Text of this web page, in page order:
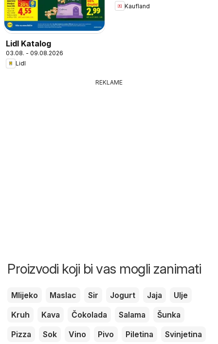
Lidl Katalog
03.08. - 09.08.2026
Lidl
Kaufland
REKLAME
Proizvodi koji bi vas mogli zanimati
Mlijeko Maslac Sir Jogurt Jaja
Ulje
Kruh
Kava Čokolada Salama
Šunka
Pizza
Sok Vino Pivo Piletina
Svinjetina